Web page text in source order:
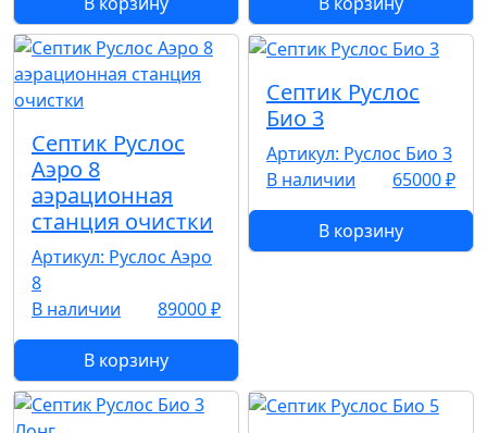
Септик Руслос
Аэро 8
аэрационная
станция очистки
Артикул: Руслос Аэро
8
В наличии
89000 ₽
В корзину
Септик Руслос
Био 3
Артикул: Руслос Био 3
В наличии
65000 ₽
В корзину